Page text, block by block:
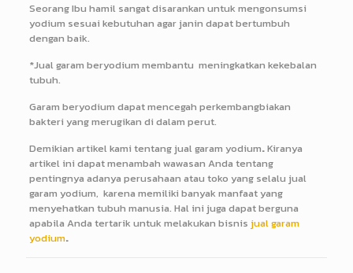
Seorang Ibu hamil sangat disarankan untuk mengonsumsi
yodium sesuai kebutuhan agar janin dapat bertumbuh
dengan baik.
*Jual garam beryodium membantu meningkatkan kekebalan
tubuh.
Garam beryodium dapat mencegah perkembangbiakan
bakteri yang merugikan di dalam perut.
Demikian artikel kami tentang jual garam yodium.Kiranya
artikel ini dapat menambah wawasan Anda tentang
pentingnya adanya perusahaan atau toko yang selalu jual
garam yodium, karena memiliki banyak manfaat yang
menyehatkan tubuh manusia. Hal ini juga dapat berguna
apabila Anda tertarik untuk melakukan bisnis jual garam
yodium.